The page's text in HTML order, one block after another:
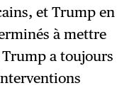
et Trump en
à mettre
a toujours